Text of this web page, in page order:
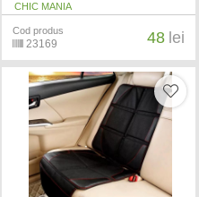
CHIC MANIA
Cod produs
23169 48 lei